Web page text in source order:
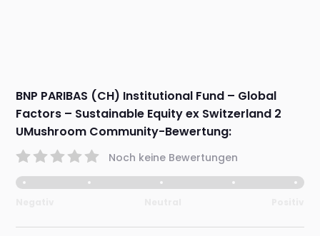
BNP PARIBAS (CH) Institutional Fund – Global
Factors – Sustainable Equity ex Switzerland 2
UMushroom Community-Bewertung:
Noch keine Bewertungen